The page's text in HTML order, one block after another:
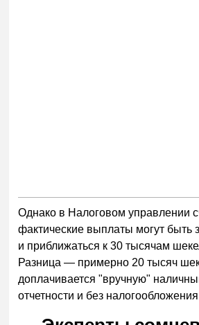
Однако в Налоговом управлении
фактические выплаты могут быть
и приближаться к 30 тысячам
Разница — примерно 20 тысяч
доплачивается "вручную"
отчетности и без